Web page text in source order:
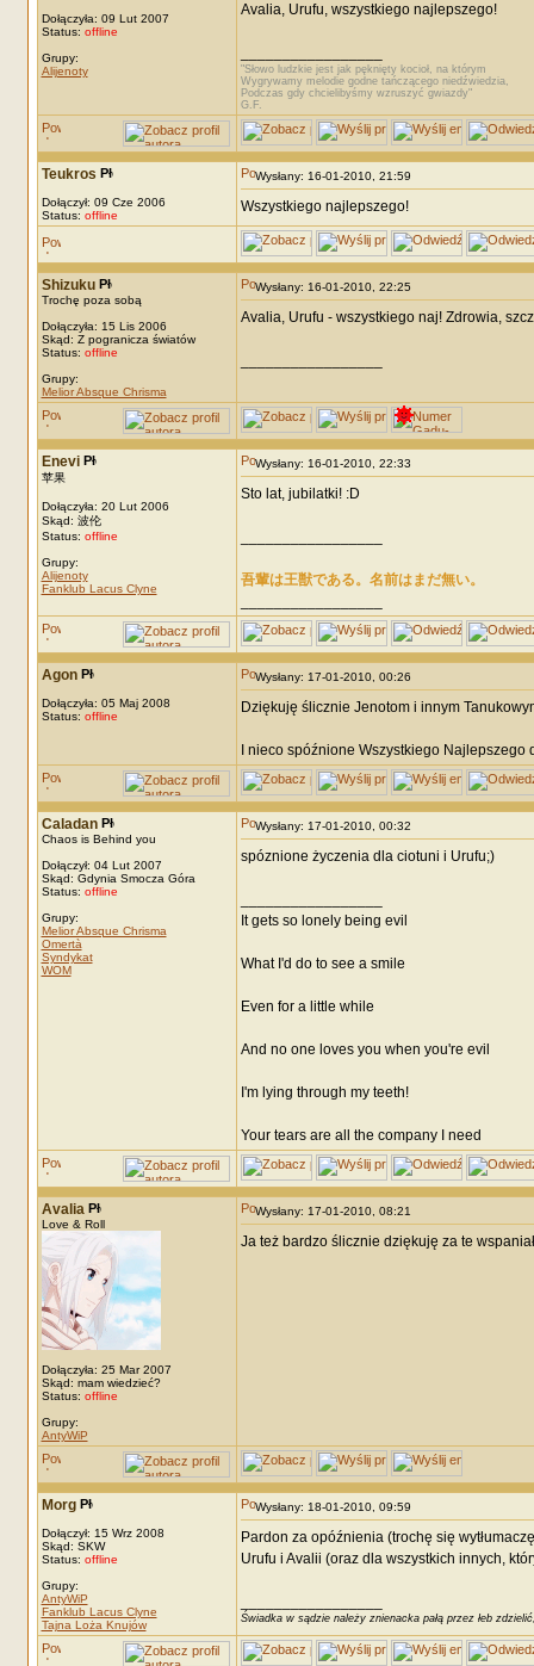
Dołączyła: 09 Lut 2007
Status: offline
Grupy:
Alijenoty
Avalia, Urufu, wszystkiego najlepszego!
"Słowo ludzkie jest jak pęknięty kocioł, na którym
Wygrywamy melodie godne tańczącego niedźwiedzia,
Podczas gdy chcielibyśmy wzruszyć gwiazdy"
G.F.
Teukros
Dołączył: 09 Cze 2006
Status: offline
Wysłany: 16-01-2010, 21:59
Wszystkiego najlepszego!
Shizuku
Trochę poza sobą
Dołączyła: 15 Lis 2006
Skąd: Z pogranicza światów
Status: offline
Grupy:
Melior Absque Chrisma
Wysłany: 16-01-2010, 22:25
Avalia, Urufu - wszystkiego naj! Zdrowia,
Enevi
苹果
Dołączyła: 20 Lut 2006
Skąd: 波伦
Status: offline
Grupy:
Alijenoty
Fanklub Lacus Clyne
Wysłany: 16-01-2010, 22:33
Sto lat, jubilatki! :D
吾輩は王獣である。名前はまだ無い。
Agon
Dołączyła: 05 Maj 2008
Status: offline
Wysłany: 17-01-2010, 00:26
Dziękuję ślicznie Jenotom i innym
I nieco spóźnione Wszystkiego Najlepszego
Caladan
Chaos is Behind you
Dołączył: 04 Lut 2007
Skąd: Gdynia Smocza Góra
Status: offline
Grupy:
Melior Absque Chrisma
Omertà
Syndykat
WOM
Wysłany: 17-01-2010, 00:32
spóznione życzenia dla ciotuni i Urufu;)
It gets so lonely being evil
What I'd do to see a smile
Even for a little while
And no one loves you when you're evil
I'm lying through my teeth!
Your tears are all the company I need
Avalia
Love & Roll
Dołączyła: 25 Mar 2007
Skąd: mam wiedzieć?
Status: offline
Grupy:
AntyWiP
Wysłany: 17-01-2010, 08:21
Ja też bardzo ślicznie dziękuję za te
Morg
Dołączył: 15 Wrz 2008
Skąd: SKW
Status: offline
Grupy:
AntyWiP
Fanklub Lacus Clyne
Tajna Loża Knujów
Wysłany: 18-01-2010, 09:59
Pardon za opóźnienia (trochę się
Urufu i Avalii (oraz dla wszystkich innych,
Świadka w sądzie należy znienacka pałą przez łeb